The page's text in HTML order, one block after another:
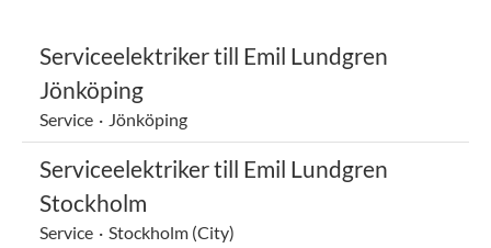
Serviceelektriker till Emil Lundgren
Jönköping
Service · Jönköping
Serviceelektriker till Emil Lundgren
Stockholm
Service · Stockholm (City)